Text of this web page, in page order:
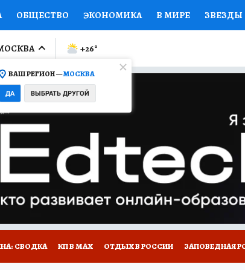
ОБЩЕСТВО ЭКОНОМИКА В МИРЕ ЗВЕЗДЫ
ПРОИСШЕСТВИЯ
МИР Я ЗНАЮ СЕМЬЯ ЖЕНСКИЕ
СЕРИАЛЫ
КОЛЛЕКЦИИ КОНКУРСЫ
ВАШ РЕГИОН —МОСКВА
ДА ВЫБРАТЬ ДРУГОЙ
+26°
СВОДКА КП В МАХ ОТДЫХ В РОССИИ ЗАПОВЕДНАЯ